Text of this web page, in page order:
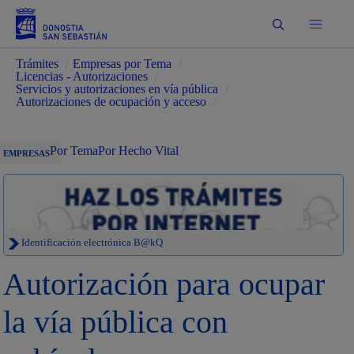
Buscar
Trámites Empresas por Tema
Licencias - Autorizaciones
Servicios y autorizaciones en vía pública
Autorizaciones de ocupación y acceso
EMPRESASPor TemaPor Hecho Vital
Identificación electrónica B@kQ
Autorización para ocupar
la vía pública con